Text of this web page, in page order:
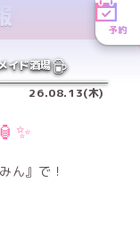
予約
イド酒場
26.08.13(木)
ん』で！